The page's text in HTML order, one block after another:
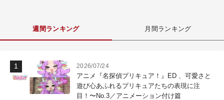
週間ランキング 月間ランキング
2026/07/24
アニメ『名探偵プリキュア！』ED 、可愛さと
遊び心あふれるプリキュアたちの表現に注
目！〜No.3／アニメーション付け篇